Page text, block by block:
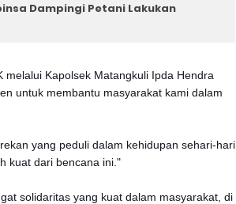
Dampingi Petani Lakukan
melalui Kapolsek Matangkuli Ipda Hendra
untuk membantu masyarakat kami dalam
yang peduli dalam kehidupan sehari-hari
kuat dari bencana ini."
solidaritas yang kuat dalam masyarakat, di